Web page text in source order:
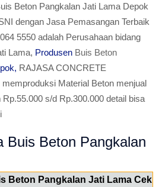
Beton Pangkalan Jati Lama Depok
dengan Jasa Pemasangan Terbaik
5550 adalah Perusahaan bidang
Lama, Produsen Buis Beton
RAJASA CONCRETE
Material Beton menjual
s/d Rp.300.000 detail bisa
Buis Beton Pangkalan
Beton Pangkalan Jati Lama Cek